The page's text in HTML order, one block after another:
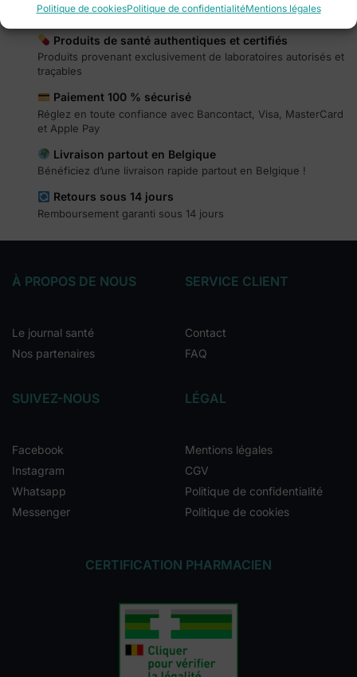
Politique de cookiesPolitique de confidentialitéMentions légales
Produits de santé authentiques et certifiés
Produits provenant exclusivement de laboratoires autorisés et
traçables
Paiement 100 % sécurisé
Réglez en toute confiance avec Bancontact, Visa, MasterCard
et Apple Pay
Livraison partout en Belgique
Bénéficiez d’une livraison rapide partout en Belgique !
Retours sous 14 jours
Remboursement garanti sous 14 jours
À PROPOS DE NOUS
Le journal santé
Nos partenaires
SERVICE CLIENT
Contact
FAQ
SUIVEZ-NOUS
Facebook
Instagram
Whatsapp
Messenger
LÉGAL
Mentions légales
CGV
Politique de confidentialité
Politique de cookies
CERTIFICATION PHARMACIEN